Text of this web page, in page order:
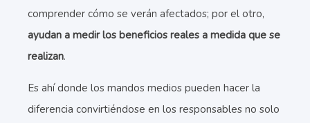
comprender cómo se verán afectados; por el otro,
ayudan a medir los beneficios reales a medida que se
realizan.
Es ahí donde los mandos medios pueden hacer la
diferencia convirtiéndose en los responsables no solo